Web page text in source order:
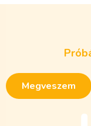
Próbáld
Megveszem